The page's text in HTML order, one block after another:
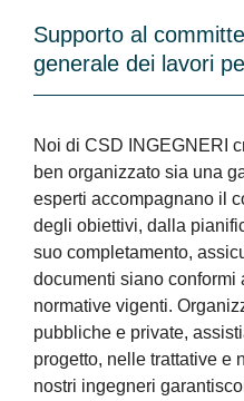
Supporto al
generale dei lavori
Noi di CSD INGEGNERI
ben organizzato sia una
esperti accompagnano il
degli obiettivi, dalla
suo completamento,
documenti siano conformi
normative vigenti.
pubbliche e private,
progetto, nelle trattative e
nostri ingegneri